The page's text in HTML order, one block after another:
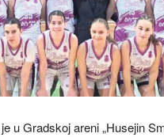
u Gradskoj areni „Husejin